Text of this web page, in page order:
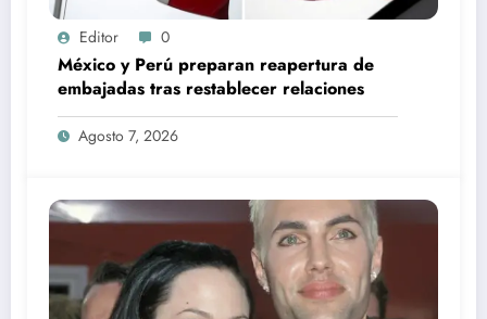
Editor 0
México y Perú preparan reapertura de
embajadas tras restablecer relaciones
Agosto 7, 2026